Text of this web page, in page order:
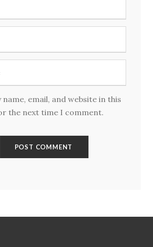
name, email, and website in this
the next time I comment.